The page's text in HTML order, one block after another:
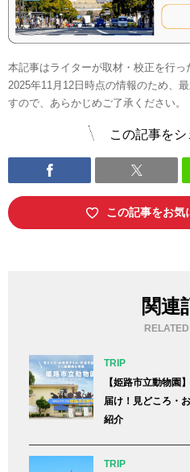
本記事はライターが取材・校正を行
2025年11月12日時点の情報のため、
すので、あらかじめご了承ください。
この記事をシ
この記事をお気
関連
TRIP
【姫路市立動物園
届け！見どころ・
紹介
TRIP